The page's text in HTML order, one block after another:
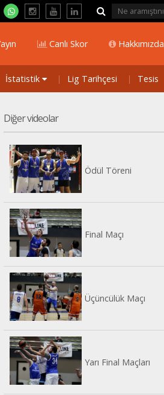
İstatistik Lig Tarihçesi Tesis
Hakkımızda
Canlı Skor
Diğer videolar
Ödül Töreni
Final Maçı
Üçüncülük Maçı
Yarı Final Maçları